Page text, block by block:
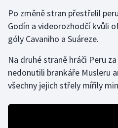
Lyže a snowboard
Motorsport
Po změně stran přestřelil
Godín a videorozhodčí kvůli
góly Cavaniho a Suáreze.
Na druhé straně hráči Peru
nedonutili brankáře Musleru
všechny jejich střely mířily